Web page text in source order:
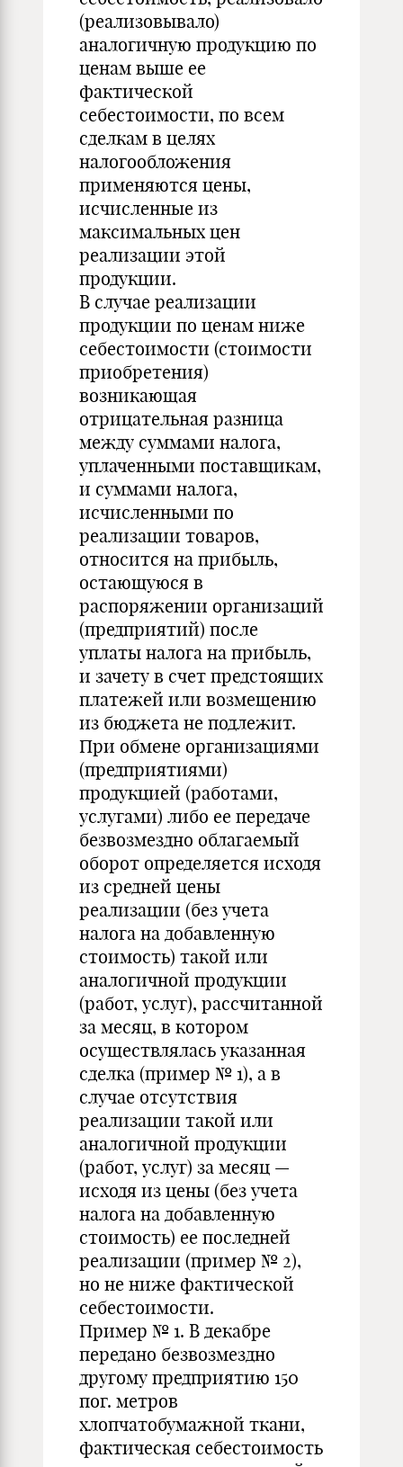
(реализовывало)
аналогичную продукцию по
ценам выше ее
фактической
себестоимости, по всем
сделкам в целях
налогообложения
применяются цены,
исчисленные из
максимальных цен
реализации этой
продукции.
В случае реализации
продукции по ценам ниже
себестоимости (стоимости
приобретения)
возникающая
отрицательная разница
между суммами налога,
уплаченными поставщикам,
и суммами налога,
исчисленными по
реализации товаров,
относится на прибыль,
остающуюся в
распоряжении организаций
(предприятий) после
уплаты налога на прибыль,
и зачету в счет предстоящих
платежей или возмещению
из бюджета не подлежит.
При обмене организациями
(предприятиями)
продукцией (работами,
услугами) либо ее передаче
безвозмездно облагаемый
оборот определяется исходя
из средней цены
реализации (без учета
налога на добавленную
стоимость) такой или
аналогичной продукции
(работ, услуг), рассчитанной
за месяц, в котором
осуществлялась указанная
сделка (пример № 1), а в
случае отсутствия
реализации такой или
аналогичной продукции
(работ, услуг) за месяц —
исходя из цены (без учета
налога на добавленную
стоимость) ее последней
реализации (пример № 2),
но не ниже фактической
себестоимости.
Пример № 1. В декабре
передано безвозмездно
другому предприятию 150
пог. метров
хлопчатобумажной ткани,
фактическая себестоимость